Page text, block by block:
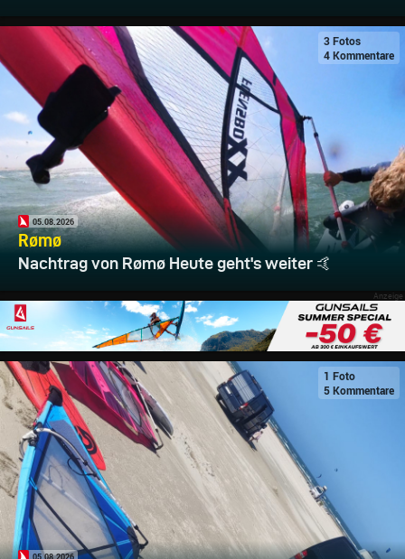
3 Fotos
4 Kommentare
05.08.2026
Rømø
Nachtrag von Rømø Heute geht's weiter 🤙
1 Foto
5 Kommentare
05.08.2026